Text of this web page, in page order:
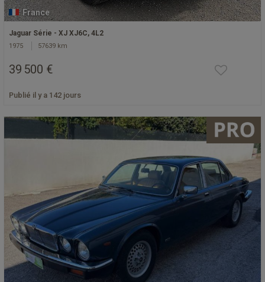
France
Jaguar Série - XJ XJ6C, 4L2
1975 57639 km
39 500 €
Publié il y a 142 jours